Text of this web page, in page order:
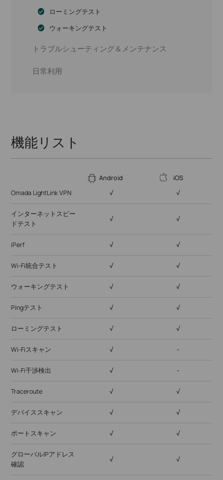
ローミングテスト
ウォーキングテスト
トラブルシューティング＆メンテナンス
Wi-Fi統合テスト
日常利用
デバイススキャン
Wi-Fiスキャン
機能リスト
Android
iOS
Omada LightLink VPN
√ √
インターネットスピー
ドテスト
√ √
iPerf √ √
Wi-Fi統合テスト √ √
ウォーキングテスト √ √
Pingテスト √ √
ローミングテスト √ √
Wi-Fiスキャン √ -
Wi-Fi干渉検出 √ -
Traceroute √ √
デバイススキャン √ √
ポートスキャン √ √
グローバルIPアドレス
確認
√ √